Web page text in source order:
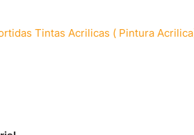
Tintas Acrilicas ( Pintura